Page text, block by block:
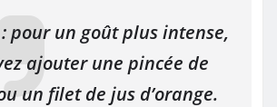
pour un goût plus intense,
ajouter une pincée de
un filet de jus d’orange.